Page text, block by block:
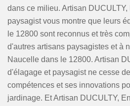
dans ce milieu. Artisan
paysagist vous montre que leurs
le 12800 sont reconnus et très
d'autres artisans paysagistes et à
Naucelle dans le 12800. Artisan
d'élagage et paysagist ne cesse
compétences et ses innovations
jardinage. Et Artisan DUCULTY,